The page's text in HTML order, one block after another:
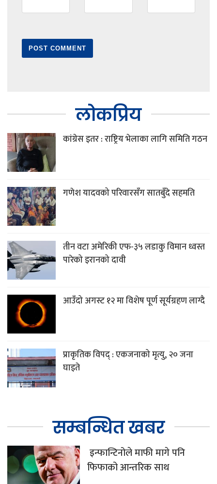
लोकप्रिय
कांग्रेस इतर : राष्ट्रिय भेलाका लागि समिति गठन
गणेश यादवको परिवारसँग सातबुँदे सहमति
तीन वटा अमेरिकी एफ-३५ लडाकु विमान ध्वस्त
पारेको इरानको दावी
आउँदो अगस्ट १२ मा विशेष पूर्ण सूर्यग्रहण लाग्दै
प्राकृतिक विपद् : एकजनाको मृत्यु, २० जना
घाइते
सम्बन्धित खबर
इन्फान्टिनोले माफी मागे पनि
फिफाको आन्तरिक साथ